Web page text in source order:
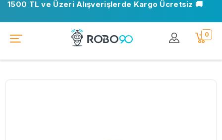
1500 TL ve Üzeri Alışverişlerde Kargo Ücretsiz 🚚
0